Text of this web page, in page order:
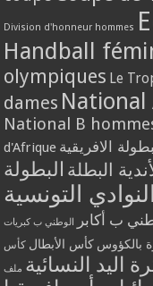
Division d'honneur hommes
Handball
olympiques Le
dames National
National B
d'Afrique الافريقية
البطلة البطولة
النوادي التونسية
ب أكابر الوطني ب كبريات
بالكؤوس كأس الأبطال كأس
اليد النسائية ملف